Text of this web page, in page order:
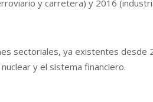
y carretera) y 2016
ya existentes desde
y el sistema financiero.